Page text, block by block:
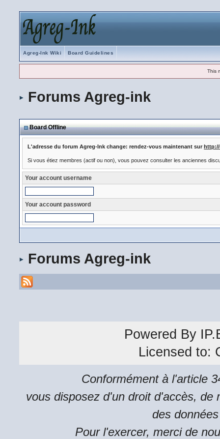
Agreg-Ink Wiki Board Guidelines
This
Forums Agreg-ink
Board Offline
L'adresse du forum Agreg-Ink change: rendez-vous maintenant surhttp://
Si vous étiez membres (actif ou non), vous pouvez consulter les anciennes
Your account username
Your account password
Forums Agreg-ink
Powered By
Licensed to:
Conformément à l'article
vous disposez d'un droit d'accès, de
des
Pour l'exercer, merci de